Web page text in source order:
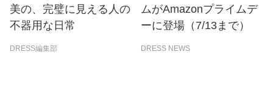
美の、完璧に見える人の
不器用な日常
DRESS編集部
ムがAmazonプライムデ
ーに登場（7/13まで）
DRESS NEWS